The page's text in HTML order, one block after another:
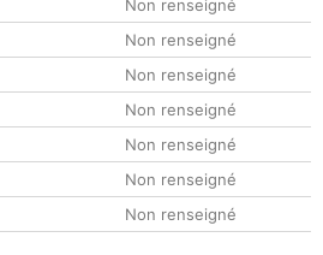
Non renseigné
Non renseigné
Non renseigné
Non renseigné
Non renseigné
Non renseigné
Non renseigné